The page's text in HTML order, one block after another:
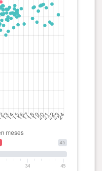
45
34 45